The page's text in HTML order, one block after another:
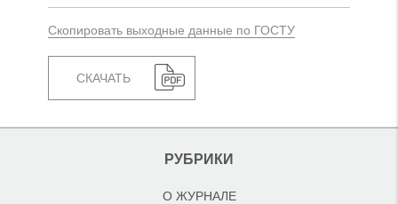
Скопировать выходные данные по ГОСТУ
СКАЧАТЬ
РУБРИКИ
О ЖУРНАЛЕ